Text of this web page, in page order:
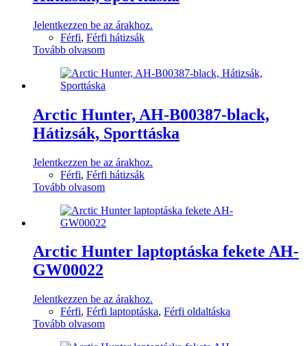
Jelentkezzen be az árakhoz.
Férfi, Férfi hátizsák
Tovább olvasom
Arctic Hunter, AH-B00387-black,
Hátizsák, Sporttáska
Jelentkezzen be az árakhoz.
Férfi, Férfi hátizsák
Tovább olvasom
Arctic Hunter laptoptáska fekete AH-
GW00022
Jelentkezzen be az árakhoz.
Férfi, Férfi laptoptáska, Férfi oldaltáska
Tovább olvasom